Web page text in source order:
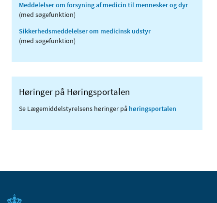
Meddelelser om forsyning af medicin til mennesker og dyr
(med søgefunktion)
Sikkerhedsmeddelelser om medicinsk udstyr
(med søgefunktion)
Høringer på Høringsportalen
Se Lægemiddelstyrelsens høringer på høringsportalen